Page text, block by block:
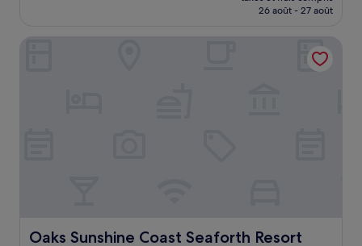
prix
de
128 €
26 août - 27 août
Oaks Sunshine Coast Seaforth Resort
Oaks Sunshine Coast Seaforth Resort